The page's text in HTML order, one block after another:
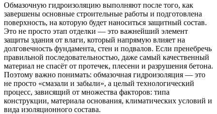
Обмазочную гидроизоляцию выполняют после того, как
завершены основные строительные работы и подготовлена
поверхность, на которую будет наноситься защитный состав.
Это не просто этап отделки — это важнейший элемент
защиты здания от влаги, который напрямую влияет на
долговечность фундамента, стен и подвалов. Если пренебречь
правильной последовательностью, даже самый качественный
материал не спасёт от протечек, плесени и разрушения бетона.
Поэтому важно понимать: обмазочная гидроизоляция — это
не просто «смазали и забыли», а целый технологический
процесс, зависящий от множества факторов: типа
конструкции, материала основания, климатических условий и
вида изоляционного состава.